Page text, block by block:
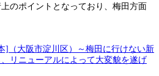
のポイントとなっており、梅田方面